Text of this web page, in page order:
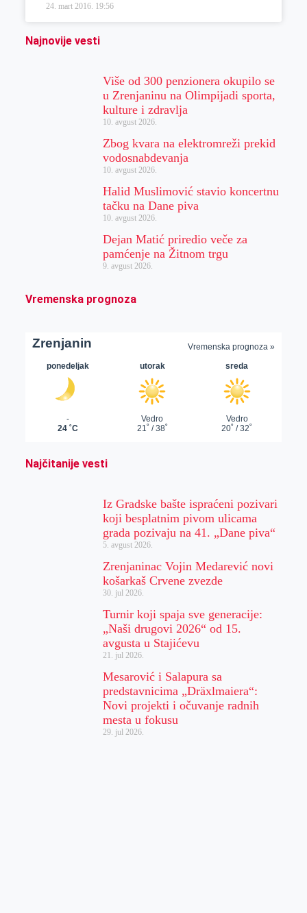
24. mart 2016. 19:56
Najnovije vesti
Više od 300 penzionera okupilo se
u Zrenjaninu na Olimpijadi sporta,
kulture i zdravlja
10. avgust 2026.
Zbog kvara na elektromreži prekid
vodosnabdevanja
10. avgust 2026.
Halid Muslimović stavio koncertnu
tačku na Dane piva
10. avgust 2026.
Dejan Matić priredio veče za
pamćenje na Žitnom trgu
9. avgust 2026.
Vremenska prognoza
Najčitanije vesti
Iz Gradske bašte ispraćeni pozivari
koji besplatnim pivom ulicama
grada pozivaju na 41. „Dane piva“
5. avgust 2026.
Zrenjaninac Vojin Medarević novi
košarkaš Crvene zvezde
30. jul 2026.
Turnir koji spaja sve generacije:
„Naši drugovi 2026“ od 15.
avgusta u Stajićevu
21. jul 2026.
Mesarović i Salapura sa
predstavnicima „Dräxlmaiera“:
Novi projekti i očuvanje radnih
mesta u fokusu
29. jul 2026.